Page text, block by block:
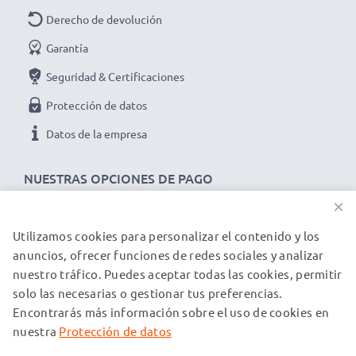
NUESTRAS OPCIONES DE PAGO
Derecho de devolución
Garantía
Seguridad & Certificaciones
Protección de datos
Datos de la empresa
NUESTROS PARTNERS DE ENVÍO
© subtel.es 2026
Todos los precios incluyen IVA y excluyen los costos de envío.
Tenga en cuenta que todas las marcas registradas que
×
Utilizamos cookies para personalizar el contenido y los
anuncios, ofrecer funciones de redes sociales y analizar
nuestro tráfico. Puedes aceptar todas las cookies, permitir
solo las necesarias o gestionar tus preferencias.
Encontrarás más información sobre el uso de cookies en
nuestra Protección de datos